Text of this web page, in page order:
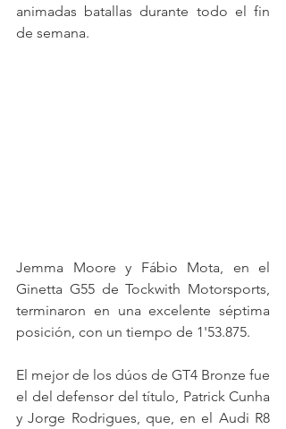
animadas batallas durante todo el fin
de semana.
Jemma Moore y Fábio Mota, en el
Ginetta G55 de Tockwith Motorsports,
terminaron en una excelente séptima
posición, con un tiempo de 1'53.875.
El mejor de los dúos de GT4 Bronze fue
el del defensor del título, Patrick Cunha
y Jorge Rodrigues, que, en el Audi R8